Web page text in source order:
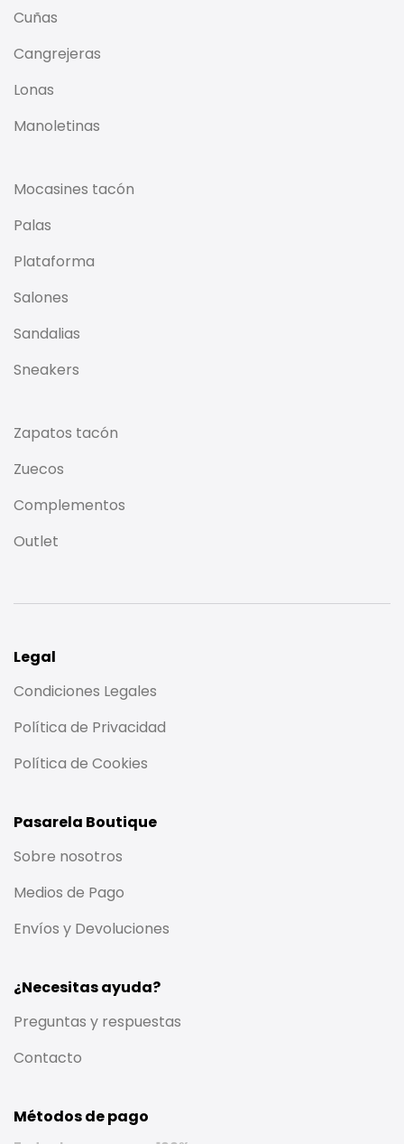
Cuñas
Cangrejeras
Lonas
Manoletinas
Mocasines tacón
Palas
Plataforma
Salones
Sandalias
Sneakers
Zapatos tacón
Zuecos
Complementos
Outlet
Legal
Condiciones Legales
Política de Privacidad
Política de Cookies
Pasarela Boutique
Sobre nosotros
Medios de Pago
Envíos y Devoluciones
¿Necesitas ayuda?
Preguntas y respuestas
Contacto
Métodos de pago